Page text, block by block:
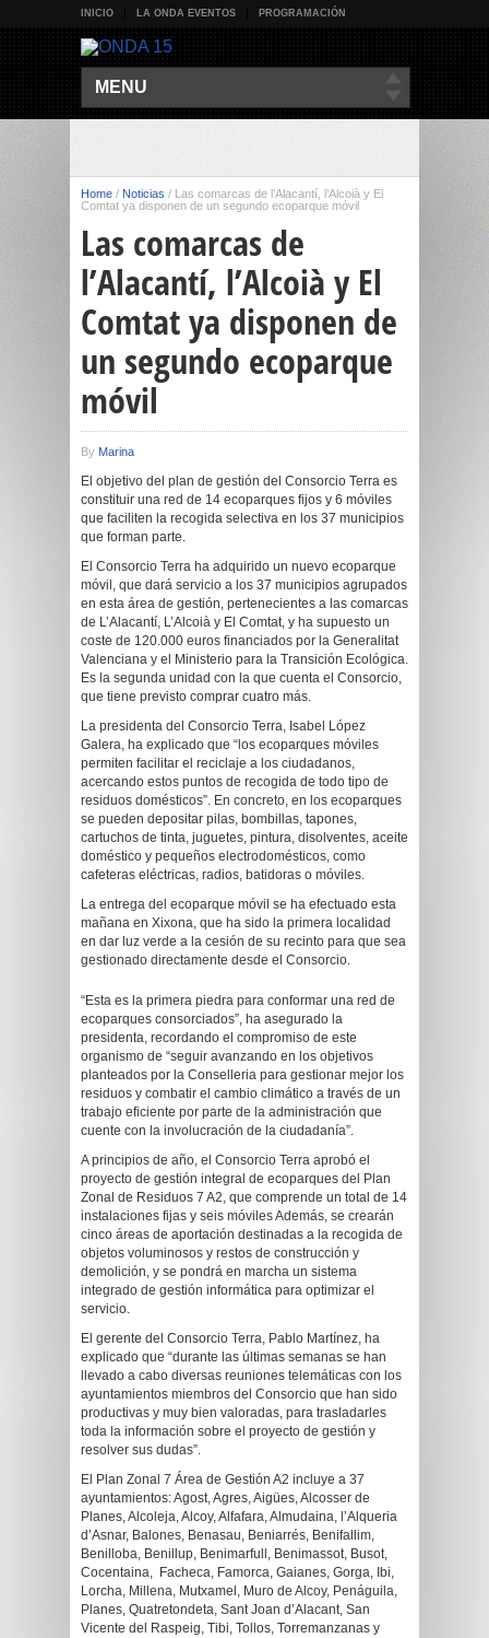
INICIO LA ONDA EVENTOS PROGRAMACIÓN
MENU
Home / Noticias / Las comarcas de l’Alacantí, l’Alcoià y El
Comtat ya disponen de un segundo ecoparque móvil
Las comarcas de
l’Alacantí, l’Alcoià y El
Comtat ya disponen de
un segundo ecoparque
móvil
By Marina
El objetivo del plan de gestión del Consorcio Terra es
constituir una red de 14 ecoparques fijos y 6 móviles
que faciliten la recogida selectiva en los 37 municipios
que forman parte.
El Consorcio Terra ha adquirido un nuevo ecoparque
móvil, que dará servicio a los 37 municipios agrupados
en esta área de gestión, pertenecientes a las comarcas
de L’Alacantí, L’Alcoià y El Comtat, y ha supuesto un
coste de 120.000 euros financiados por la Generalitat
Valenciana y el Ministerio para la Transición Ecológica.
Es la segunda unidad con la que cuenta el Consorcio,
que tiene previsto comprar cuatro más.
La presidenta del Consorcio Terra, Isabel López
Galera, ha explicado que “los ecoparques móviles
permiten facilitar el reciclaje a los ciudadanos,
acercando estos puntos de recogida de todo tipo de
residuos domésticos”. En concreto, en los ecoparques
se pueden depositar pilas, bombillas, tapones,
cartuchos de tinta, juguetes, pintura, disolventes, aceite
doméstico y pequeños electrodomésticos, como
cafeteras eléctricas, radios, batidoras o móviles.
La entrega del ecoparque móvil se ha efectuado esta
mañana en Xixona, que ha sido la primera localidad
en dar luz verde a la cesión de su recinto para que sea
gestionado directamente desde el Consorcio.
“Esta es la primera piedra para conformar una red de
ecoparques consorciados”, ha asegurado la
presidenta, recordando el compromiso de este
organismo de “seguir avanzando en los objetivos
planteados por la Conselleria para gestionar mejor los
residuos y combatir el cambio climático a través de un
trabajo eficiente por parte de la administración que
cuente con la involucración de la ciudadanía”.
A principios de año, el Consorcio Terra aprobó el
proyecto de gestión integral de ecoparques del Plan
Zonal de Residuos 7 A2, que comprende un total de 14
instalaciones fijas y seis móviles Además, se crearán
cinco áreas de aportación destinadas a la recogida de
objetos voluminosos y restos de construcción y
demolición, y se pondrá en marcha un sistema
integrado de gestión informática para optimizar el
servicio.
El gerente del Consorcio Terra, Pablo Martínez, ha
explicado que “durante las últimas semanas se han
llevado a cabo diversas reuniones telemáticas con los
ayuntamientos miembros del Consorcio que han sido
productivas y muy bien valoradas, para trasladarles
toda la información sobre el proyecto de gestión y
resolver sus dudas”.
El Plan Zonal 7 Área de Gestión A2 incluye a 37
ayuntamientos: Agost, Agres, Aigües, Alcosser de
Planes, Alcoleja, Alcoy, Alfafara, Almudaina, l’Alqueria
d’Asnar, Balones, Benasau, Beniarrés, Benifallim,
Benilloba, Benillup, Benimarfull, Benimassot, Busot,
Cocentaina, Facheca, Famorca, Gaianes, Gorga, Ibi,
Lorcha, Millena, Mutxamel, Muro de Alcoy, Penáguila,
Planes, Quatretondeta, Sant Joan d’Alacant, San
Vicente del Raspeig, Tibi, Tollos, Torremanzanas y